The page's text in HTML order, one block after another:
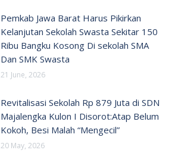
Pemkab Jawa Barat Harus Pikirkan
Kelanjutan Sekolah Swasta Sekitar 150
Ribu Bangku Kosong Di sekolah SMA
Dan SMK Swasta
21 June, 2026
Revitalisasi Sekolah Rp 879 Juta di SDN
Majalengka Kulon I Disorot:Atap Belum
Kokoh, Besi Malah “Mengecil”
20 May, 2026